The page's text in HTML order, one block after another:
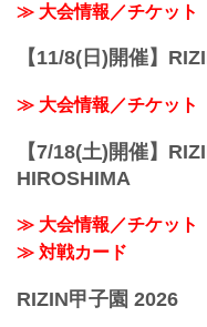
≫ 大会情報／チケット
【11/8(日)開催】
≫ 大会情報／チケット
【7/18(土)開催】
HIROSHIMA
≫ 大会情報／チケット
≫ 対戦カード
RIZIN甲子園 2026